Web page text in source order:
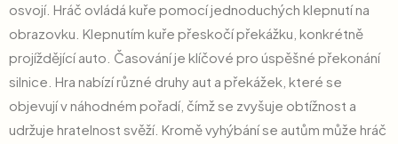
osvojí. Hráč ovládá kuře pomocí jednoduchých klepnutí na
obrazovku. Klepnutím kuře přeskočí překážku, konkrétně
projíždějící auto. Časování je klíčové pro úspěšné překonání
silnice. Hra nabízí různé druhy aut a překážek, které se
objevují v náhodném pořadí, čímž se zvyšuje obtížnost a
udržuje hratelnost svěží. Kromě vyhýbání se autům může hráč